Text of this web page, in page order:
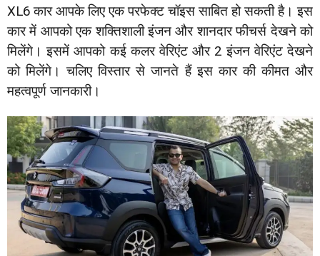
XL6 कार आपके लिए एक परफेक्ट चॉइस साबित हो सकती है। इस
कार में आपको एक शक्तिशाली इंजन और शानदार फीचर्स देखने को
मिलेंगे। इसमें आपको कई कलर वेरिएंट और 2 इंजन वेरिएंट देखने
को मिलेंगे। चलिए विस्तार से जानते हैं इस कार की कीमत और
महत्वपूर्ण जानकारी।